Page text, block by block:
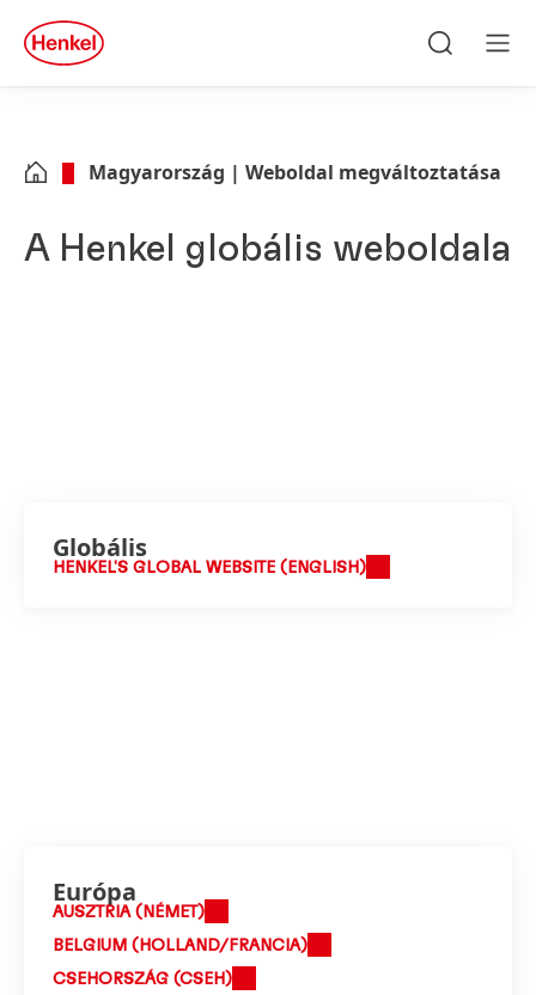
Skip to footer
quick
search
Magyarország | Weboldal megváltoztatása
A Henkel globális weboldala
Globális
HENKEL'S GLOBAL WEBSITE (ENGLISH)
Európa
AUSZTRIA (NÉMET)
BELGIUM (HOLLAND/FRANCIA)
CSEHORSZÁG (CSEH)